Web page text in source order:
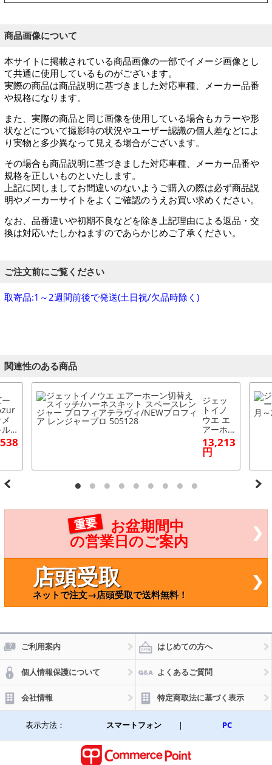
商品画像について
本サイトに掲載されている商品画像の一部でイメージ画像とし
て共通に使用しているものがございます。
実際の商品は商品説明に基づきました対応車種、メーカー品番
や規格になります。
また、実際の商品と同じ画像を使用している場合もカラーや形
状などについて撮影時の状況やユーザー認識の個人差などによ
り実物と多少異なって見える場合がございます。
その場合も商品説明に基づきました対応車種、メーカー品番や
規格を正しいものといたします。
上記に関しましてお間違いのないようご購入の際は必ず商品説
明やメーカーサイトをよくご確認のうえお買い求めください。
なお、品番違いや初期不良などを除き上記理由による返品・交
換は対応いたしかねますのであらかじめご了承ください。
ご注文前にご覧ください
取寄品:1～2週間前後で発送(土日祝/欠品時除く)
関連性のある商品
ッ
日
ペ
準
A
ジェッ
トイノ
ウエ エ
アーホ
ーン切
替えス
イッチ/
ハーネ
ンジャ
プロフ
13,213
円
重要
お盆期間中
の営業日のご案内
店頭受取
ネットで注文→店頭受取で送料無料！
ご利用案内 はじめての方へ
個人情報保護について よくあるご質問
会社情報 特定商取法に基づく表示
表示方法： スマートフォン | PC